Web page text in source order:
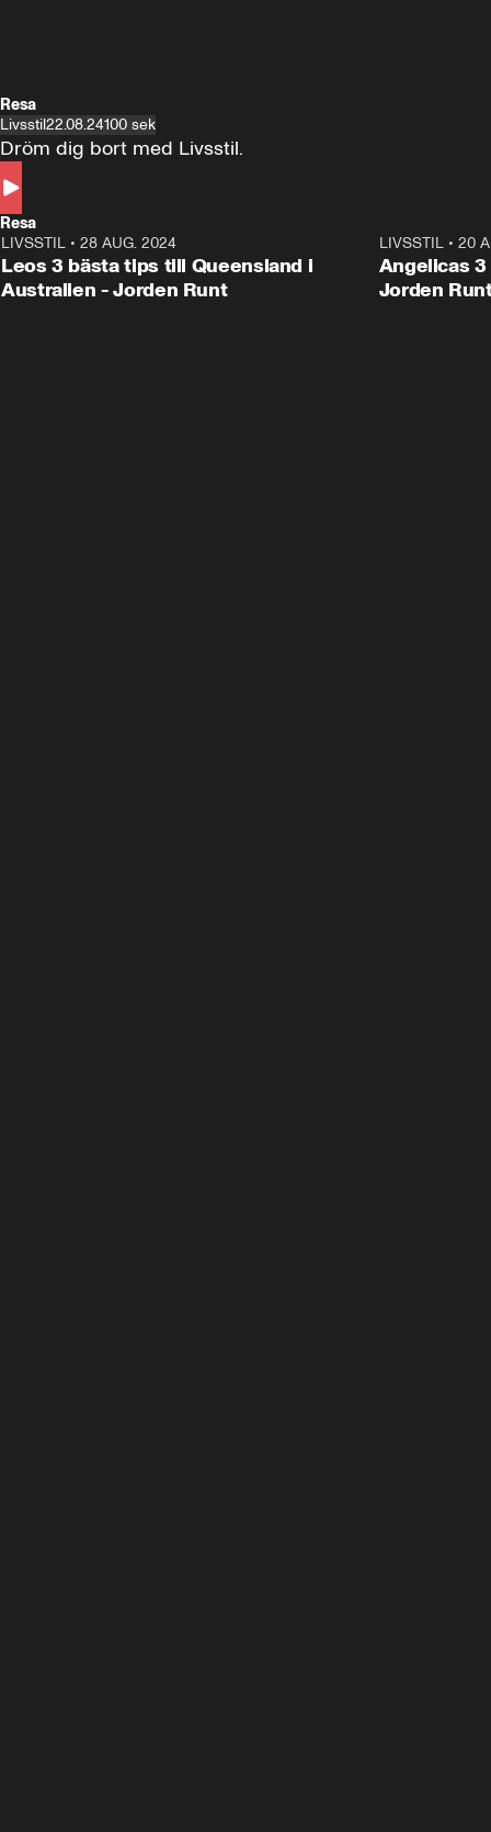
Resa
Livsstil22.08.24100 sek
Dröm dig bort med Livsstil.
Resa
LIVSSTIL • 28 AUG. 2024
Leos 3 bästa tips till Queensland i
Australien - Jorden Runt
LIVSSTIL• 20
Angelicas
Jorden